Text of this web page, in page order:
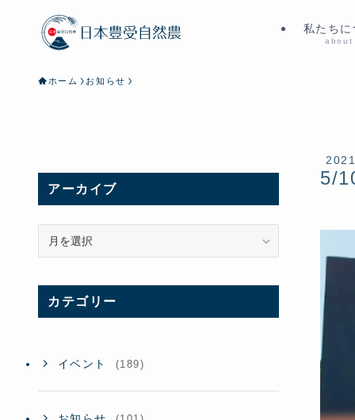
私たち
about
ホーム お知らせ
5/
アーカイブ
ー
イ
ブカテゴリー
イベント (189)